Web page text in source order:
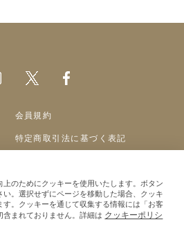
会員規約
特定商取引法に基づく表記
採用情報
©A&S Co.,ltd
のためにクッキーを使用いたします。ボタン
。選択せずにページを移動した場合、クッキ
す。クッキーを通じて収集する情報には「お客
まれておりません。詳細は クッキーポリシ